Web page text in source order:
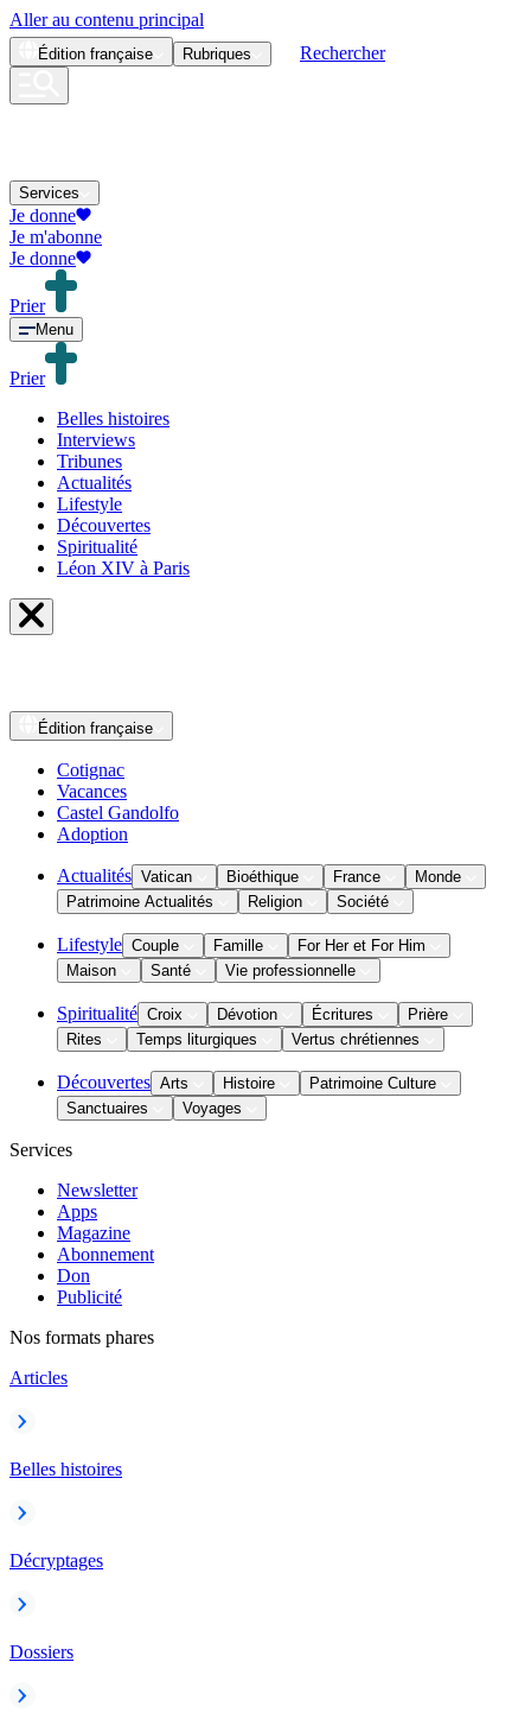
Aller au contenu principal
Édition française Rubriques Rechercher
Services
Je donne
Je m'abonne
Je donne
Prier
Menu
Prier
Belles histoires
Interviews
Tribunes
Actualités
Lifestyle
Découvertes
Spiritualité
Léon XIV à Paris
Édition française
Cotignac
Vacances
Castel Gandolfo
Adoption
Actualités Vatican Bioéthique France
Monde
Patrimoine Actualités
Religion Société
Lifestyle Couple Famille
For Her et For Him
Maison
Santé Vie professionnelle
Spiritualité Croix Dévotion Écritures
Prière
Rites
Temps liturgiques Vertus chrétiennes
Découvertes Arts Histoire
Patrimoine Culture
Sanctuaires
Voyages
Services
Newsletter
Apps
Magazine
Abonnement
Don
Publicité
Nos formats phares
Articles
Belles histoires
Décryptages
Dossiers